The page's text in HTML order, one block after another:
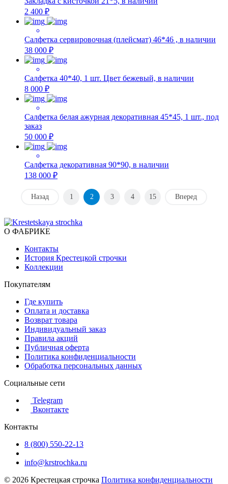
2 400 ₽
Салфетка сервировочная (плейсмат) 46*46 , в наличии
38 000 ₽
Салфетка 40*40, 1 шт. Цвет бежевый, в наличии
8 000 ₽
Салфетка белая ажурная декоративная 45*45, 1 шт., под
заказ
50 000 ₽
Салфетка декоративная 90*90, в наличии
138 000 ₽
Назад 1 2 3 4 15 Вперед
О ФАБРИКЕ
Контакты
История Крестецкой строчки
Коллекции
Покупателям
Где купить
Оплата и доставка
Возврат товара
Индивидуальный заказ
Правила акций
Публичная оферта
Политика конфиденциальности
Обработка персональных данных
Социальные сети
Telegram
Вконтакте
Контакты
8 (800) 550-22-13
info@krstrochka.ru
© 2026 Крестецкая строчка Политика конфиденциальности